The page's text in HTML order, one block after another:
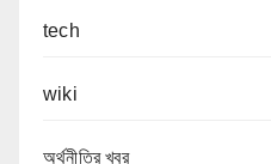
tech
wiki
অর্থনীতির খবর